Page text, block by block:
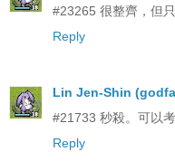
#23265 很整齊，但
Reply
Lin Jen-Shin
#21733 秒殺。可以
Reply